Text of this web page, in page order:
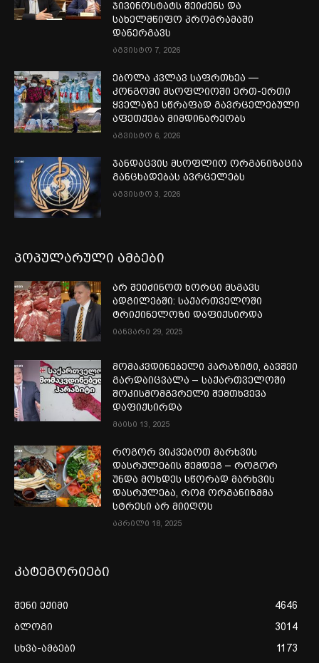
ჯივინოსტატს შეიძენს და
სახელმწიფო პროგრამაში
დანერგავს
აგვისტო 7, 2026
ებოლა კვლავ საფრთხეა —
კონგოში მსოფლიოში ერთ-ერთი
ყველაზე სწრაფად გავრცელებული
აფეთქება მიმდინარეობს
აგვისტო 6, 2026
ჯანდაცვის მსოფლიო ორგანიზაცია
განცხადებას ავრცელებს
აგვისტო 3, 2026
პოპულარული ამბები
არ შეიძინოთ ხორცი მსგავს
ადგილებში: საქართველოში
ტრიქინელოზი დაფიქსირდა
იანვარი 29, 2025
მომაკვდინებელი პარაზიტი, ბავშვი
გარდაიცვალა – საქართველოში
შოკისმომგვრელი შემთხვევა
დაფიქსირდა
მაისი 13, 2025
როგორ ვიკვებოთ მარხვის
დასრულების შემდეგ – როგორ
უნდა მოხდეს სწორად მარხვის
დასრულება, რომ ორგანიზმმა
სტრესი არ მიიღოს
აპრილი 18, 2025
კატეგორიები
შენი ექიმი
4646
ბლოგი
3014
სხვა-ამბები
1173